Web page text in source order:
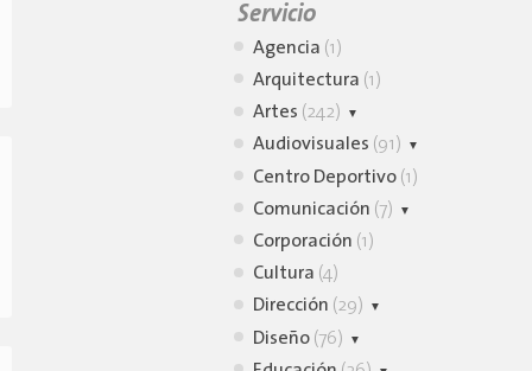
Servicio
Agencia (1)
Arquitectura (1)
Artes (242)
Actuación(36)
Arte
Multidisciplinario
Artes Escénicas
(124)
Circo(2)
Danza y teatro
Iluminación
Artes Gráficas
Artes Plásticas
Artes Visuales
Audiovisuales (91)
Animación(4)
Camarógrafo(6)
Cine(8)
Documental
Efectos Especiales
Post-producción
Centro Deportivo (1)
Comunicación (7)
DIfusión(2)
Marketing
Publicidad(1)
Corporación (1)
Cultura (4)
Dirección (29)
Dirección de arte
Dirección de
Diseño (76)
Diseño de Interiores